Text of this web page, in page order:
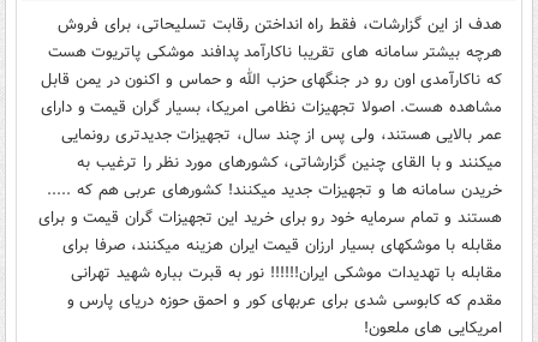
هدف از این گزارشات، فقط راه انداختن رقابت تسلیحاتی، برای فروش
هرچه بیشتر سامانه های تقریبا ناکارآمد پدافند موشکی پاتریوت هست
که ناکارآمدی اون رو در جنگهای حزب الله و حماس و اکنون در یمن قابل
مشاهده هست. اصولا تجهیزات نظامی امریکا، بسیار گران قیمت و دارای
عمر بالایی هستند، ولی پس از چند سال، تجهیزات جدیدتری رونمایی
میکنند و با القای چنین گزارشاتی، کشورهای مورد نظر را ترغیب به
خریدن سامانه ها و تجهیزات جدید میکنند! کشورهای عربی هم که .....
هستند و تمام سرمایه خود رو برای خرید این تجهیزات گران قیمت و برای
مقابله با موشکهای بسیار ارزان قیمت ایران هزینه میکنند، صرفا برای
مقابله با تهدیدات موشکی ایران!!!!!! نور به قبرت بباره شهید تهرانی
مقدم که کابوسی شدی برای عربهای کور و احمق حوزه دریای پارس و
امریکایی های ملعون!